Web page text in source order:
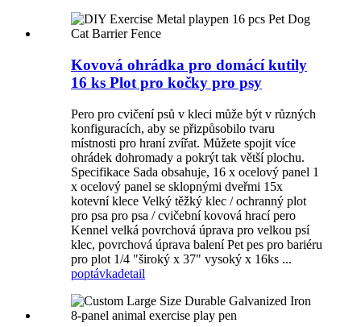
Kovová ohrádka pro domácí kutily
16 ks Plot pro kočky pro psy
Pero pro cvičení psů v kleci může být v různých
konfiguracích, aby se přizpůsobilo tvaru
místnosti pro hraní zvířat. Můžete spojit více
ohrádek dohromady a pokrýt tak větší plochu.
Specifikace Sada obsahuje, 16 x ocelový panel 1
x ocelový panel se sklopnými dveřmi 15x
kotevní klece Velký těžký klec / ochranný plot
pro psa pro psa / cvičební kovová hrací pero
Kennel velká povrchová úprava pro velkou psí
klec, povrchová úprava balení Pet pes pro bariéru
pro plot 1/4 "široký x 37" vysoký x 16ks ...
poptávkadetail